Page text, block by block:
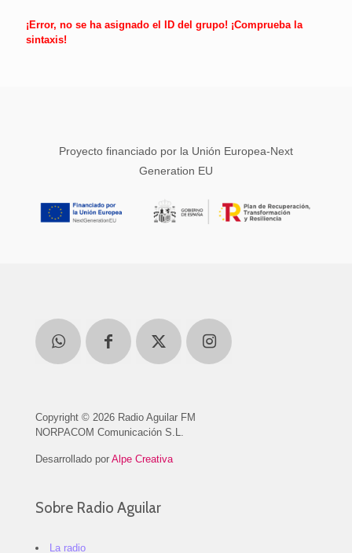
¡Error, no se ha asignado el ID del grupo! ¡Comprueba la
sintaxis!
Proyecto financiado por la Unión Europea-Next
Generation EU
Copyright © 2026 Radio Aguilar FM
NORPACOM Comunicación S.L.
Desarrollado por Alpe Creativa
Sobre Radio Aguilar
La radio